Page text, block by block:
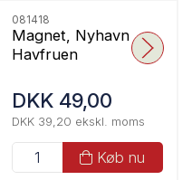
081418
Magnet, Nyhavn
Havfruen
DKK 49,00
DKK 39,20 ekskl. moms
Køb nu